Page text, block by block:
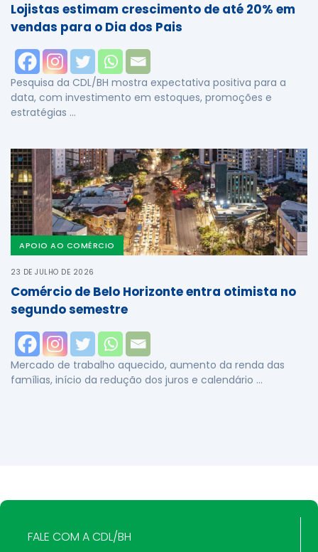
Lojistas estimam crescimento de até 20% em
vendas para o Dia dos Pais
Pesquisa da CDL/BH mostra expectativa positiva para a
data, com investimento em estoques, promoções e
estratégias …
APOIO AO COMÉRCIO
23 DE JULHO DE 2026
Comércio de Belo Horizonte entra otimista no
segundo semestre
Mercado de trabalho aquecido, aumento da renda das
famílias, início da redução dos juros e calendário …
FALE COM A CDL/BH